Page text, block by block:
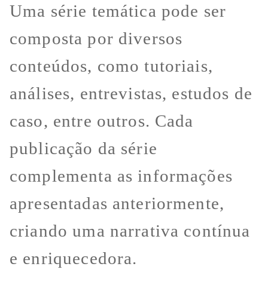
Uma série temática pode ser
composta por diversos
conteúdos, como tutoriais,
análises, entrevistas, estudos de
caso, entre outros. Cada
publicação da série
complementa as informações
apresentadas anteriormente,
criando uma narrativa contínua
e enriquecedora.